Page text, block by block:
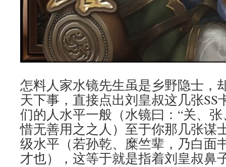
怎料人家水镜先生虽是乡野隐士，
天下事，直接点出刘皇叔这几张SS
们的人水平一般（水镜曰：“关、
惜无善用之之人）至于你那几张谋
级水平（若孙乾、糜竺辈，乃白面
才也），这等于就是指着刘皇叔鼻